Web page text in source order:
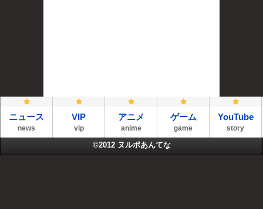
ニュース
news
VIP
vip
アニメ
anime
ゲーム
game
YouTube
story
©2012 ヌルポあんてな